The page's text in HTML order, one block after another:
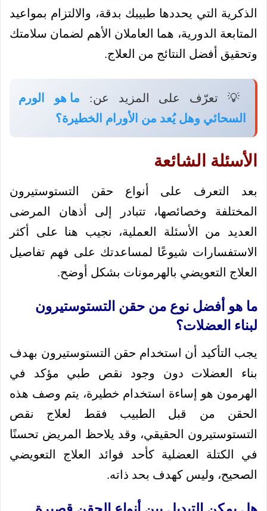
الذكرية التي يحددها طبيبك بدقة، والالتزام بمواعيد
المتابعة الدورية، هما العاملان الأهم لضمان سلامتك
وتحقيق أفضل النتائج من العلاج.
💡 تعرّف على المزيد عن: ما هو الورم
السحائي وهل يُعد من الأورام الخطيرة؟
الأسئلة الشائعة
بعد التعرف على أنواع حقن التستوستيرون
المختلفة وخصائصها، تتبادر إلى أذهان المرضى
العديد من الأسئلة العملية، نجيب هنا على أكثر
الاستفسارات شيوعًا لمساعدتك على فهم تفاصيل
العلاج التعويضي بالهرمونات بشكل أوضح.
ما هو أفضل نوع من حقن التستوستيرون
لبناء العضلات؟
يجب التأكيد أن استخدام حقن التستوستيرون بهدف
بناء العضلات دون وجود نقص طبي مؤكد في
الهرمون هو إساءة استخدام خطيرة، يتم وصف هذه
الحقن من قبل الطبيب فقط لعلاج نقص
التستوستيرون الحقيقي، وقد يلاحظ المريض تحسنًا
في الكتلة العضلية كأحد فوائد العلاج التعويضي
الصحيح، وليس كهدف بحد ذاته.